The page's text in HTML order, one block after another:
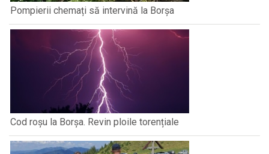
Pompierii chemați să intervină la Borșa
Cod roșu la Borșa. Revin ploile torențiale